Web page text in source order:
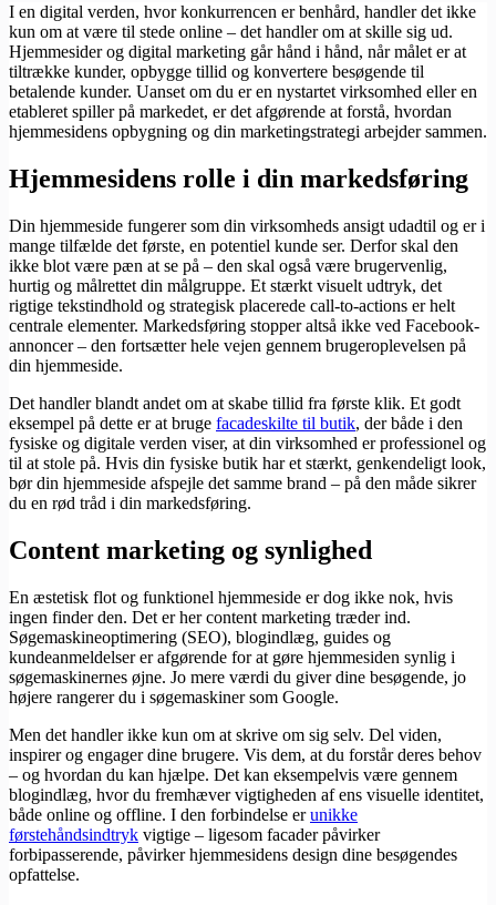
I en digital verden, hvor konkurrencen er benhård, handler det ikke
kun om at være til stede online – det handler om at skille sig ud.
Hjemmesider og digital marketing går hånd i hånd, når målet er at
tiltrække kunder, opbygge tillid og konvertere besøgende til
betalende kunder. Uanset om du er en nystartet virksomhed eller en
etableret spiller på markedet, er det afgørende at forstå, hvordan
hjemmesidens opbygning og din marketingstrategi arbejder sammen.
Hjemmesidens rolle i din markedsføring
Din hjemmeside fungerer som din virksomheds ansigt udadtil og er i
mange tilfælde det første, en potentiel kunde ser. Derfor skal den
ikke blot være pæn at se på – den skal også være brugervenlig,
hurtig og målrettet din målgruppe. Et stærkt visuelt udtryk, det
rigtige tekstindhold og strategisk placerede call-to-actions er helt
centrale elementer. Markedsføring stopper altså ikke ved Facebook-
annoncer – den fortsætter hele vejen gennem brugeroplevelsen på
din hjemmeside.
Det handler blandt andet om at skabe tillid fra første klik. Et godt
eksempel på dette er at bruge facadeskilte til butik, der både i den
fysiske og digitale verden viser, at din virksomhed er professionel og
til at stole på. Hvis din fysiske butik har et stærkt, genkendeligt look,
bør din hjemmeside afspejle det samme brand – på den måde sikrer
du en rød tråd i din markedsføring.
Content marketing og synlighed
En æstetisk flot og funktionel hjemmeside er dog ikke nok, hvis
ingen finder den. Det er her content marketing træder ind.
Søgemaskineoptimering (SEO), blogindlæg, guides og
kundeanmeldelser er afgørende for at gøre hjemmesiden synlig i
søgemaskinernes øjne. Jo mere værdi du giver dine besøgende, jo
højere rangerer du i søgemaskiner som Google.
Men det handler ikke kun om at skrive om sig selv. Del viden,
inspirer og engager dine brugere. Vis dem, at du forstår deres behov
– og hvordan du kan hjælpe. Det kan eksempelvis være gennem
blogindlæg, hvor du fremhæver vigtigheden af ens visuelle identitet,
både online og offline. I den forbindelse erunikke
førstehåndsindtryk vigtige – ligesom facader påvirker
forbipasserende, påvirker hjemmesidens design dine besøgendes
opfattelse.